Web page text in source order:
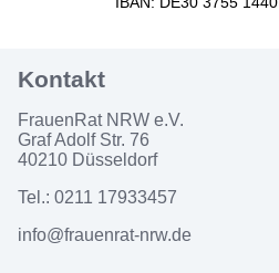
FrauenRat NRW e.V.
Graf Adolf Str. 76
40210 Düsseldorf
Tel.: 0211 17933457
info@frauenrat-nrw.de